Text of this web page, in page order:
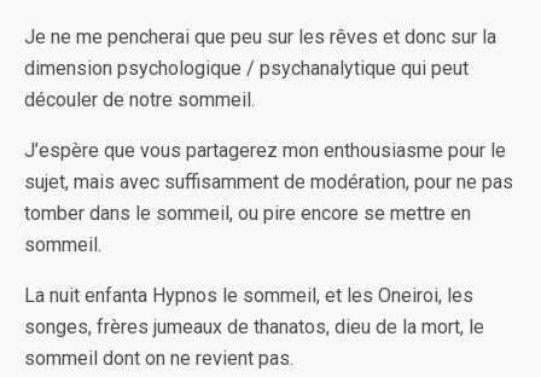
Je ne me pencherai que peu sur les rêves et donc sur la
dimension psychologique / psychanalytique qui peut
découler de notre sommeil.
J’espère que vous partagerez mon enthousiasme pour le
sujet, mais avec suffisamment de modération, pour ne pas
tomber dans le sommeil, ou pire encore se mettre en
sommeil.
La nuit enfanta Hypnos le sommeil, et les Oneiroi, les
songes, frères jumeaux de thanatos, dieu de la mort, le
sommeil dont on ne revient pas.